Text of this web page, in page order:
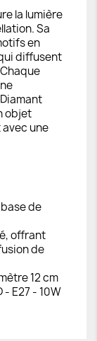
la lumière
Sa
en
diffusent
objet
une
de
offrant
de
12 cm
- E27 - 10W